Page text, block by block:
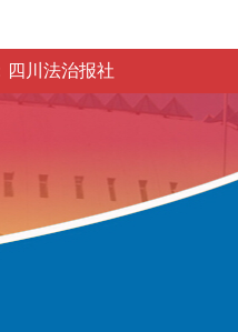
四川法治报社